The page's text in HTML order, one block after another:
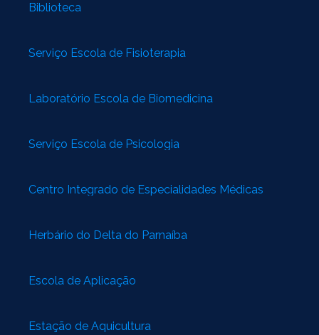
Biblioteca
Serviço Escola de Fisioterapia
Laboratório Escola de Biomedicina
Serviço Escola de Psicologia
Centro Integrado de Especialidades Médicas
Herbário do Delta do Parnaíba
Escola de Aplicação
Estação de Aquicultura